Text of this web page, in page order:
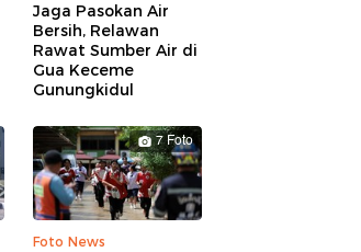
Jaga Pasokan Air
Bersih, Relawan
Rawat Sumber Air di
Gua Keceme
Gunungkidul
7 Foto
Foto News